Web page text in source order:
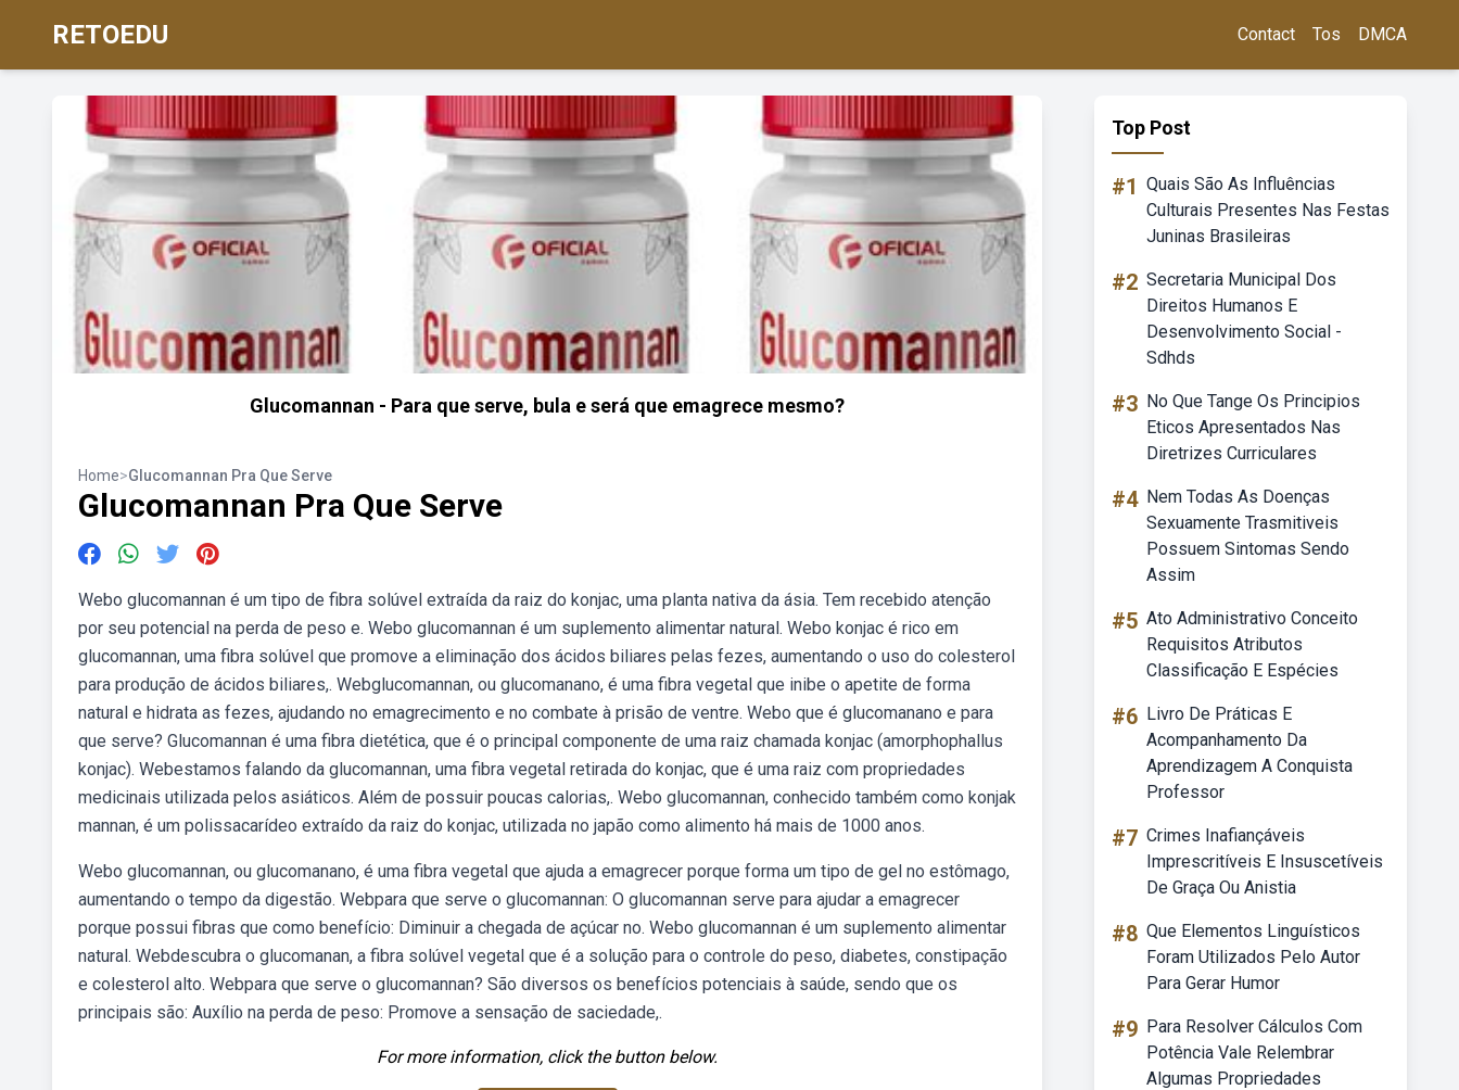
RETOEDU Contact Tos DMCA
Glucomannan - Para que serve, bula e será que emagrece mesmo?
Home>Glucomannan Pra Que Serve
Glucomannan Pra Que Serve
Webo glucomannan é um tipo de fibra solúvel extraída da raiz do konjac, uma planta nativa da ásia. Tem recebido atenção
por seu potencial na perda de peso e. Webo glucomannan é um suplemento alimentar natural. Webo konjac é rico em
glucomannan, uma fibra solúvel que promove a eliminação dos ácidos biliares pelas fezes, aumentando o uso do colesterol
para produção de ácidos biliares,. Webglucomannan, ou glucomanano, é uma fibra vegetal que inibe o apetite de forma
natural e hidrata as fezes, ajudando no emagrecimento e no combate à prisão de ventre. Webo que é glucomanano e para
que serve? Glucomannan é uma fibra dietética, que é o principal componente de uma raiz chamada konjac (amorphophallus
konjac). Webestamos falando da glucomannan, uma fibra vegetal retirada do konjac, que é uma raiz com propriedades
medicinais utilizada pelos asiáticos. Além de possuir poucas calorias,. Webo glucomannan, conhecido também como konjak
mannan, é um polissacarídeo extraído da raiz do konjac, utilizada no japão como alimento há mais de 1000 anos.
Webo glucomannan, ou glucomanano, é uma fibra vegetal que ajuda a emagrecer porque forma um tipo de gel no estômago,
aumentando o tempo da digestão. Webpara que serve o glucomannan: O glucomannan serve para ajudar a emagrecer
porque possui fibras que como benefício: Diminuir a chegada de açúcar no. Webo glucomannan é um suplemento alimentar
natural. Webdescubra o glucomanan, a fibra solúvel vegetal que é a solução para o controle do peso, diabetes, constipação
e colesterol alto. Webpara que serve o glucomannan? São diversos os benefícios potenciais à saúde, sendo que os
principais são: Auxílio na perda de peso: Promove a sensação de saciedade,.
For more information, click the button below.
Top Post
#1 Quais São As Influências
Culturais Presentes Nas Festas
Juninas Brasileiras
#2 Secretaria Municipal Dos
Direitos Humanos E
Desenvolvimento Social -
Sdhds
#3 No Que Tange Os Principios
Eticos Apresentados Nas
Diretrizes Curriculares
#4 Nem Todas As Doenças
Sexuamente Trasmitiveis
Possuem Sintomas Sendo
Assim
#5 Ato Administrativo Conceito
Requisitos Atributos
Classificação E Espécies
#6 Livro De Práticas E
Acompanhamento Da
Aprendizagem A Conquista
Professor
#7 Crimes Inafiançáveis
Imprescritíveis E Insuscetíveis
De Graça Ou Anistia
#8 Que Elementos Linguísticos
Foram Utilizados Pelo Autor
Para Gerar Humor
#9 Para Resolver Cálculos Com
Potência Vale Relembrar
Algumas Propriedades